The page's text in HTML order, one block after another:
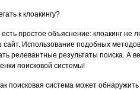
к клоакингу?
простое объяснение: клоакинг не
Использование подобных
релевантные результаты поиска. А
поисковой системы!
поисковая система может обнаружить